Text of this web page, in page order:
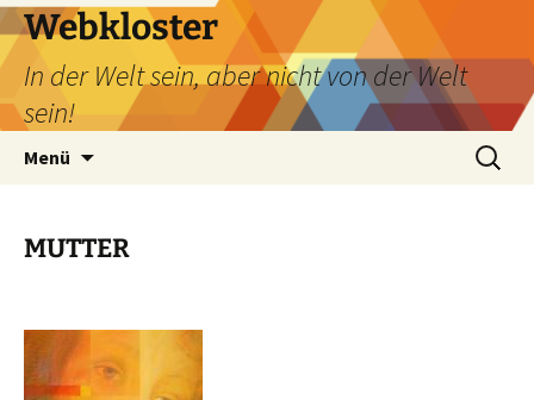
Webkloster
In der Welt sein, aber nicht von der Welt
sein!
Menü
Suchen
nach:
MUTTER